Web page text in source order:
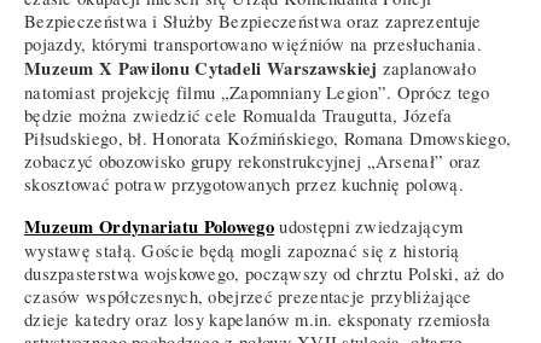
Bezpieczeństwa i Służby Bezpieczeństwa oraz zaprezentuje
pojazdy, którymi transportowano więźniów na przesłuchania.
Muzeum X Pawilonu Cytadeli Warszawskiej zaplanowało
natomiast projekcję filmu „Zapomniany Legion”. Oprócz tego
będzie można zwiedzić cele Romualda Traugutta, Józefa
Piłsudskiego, bł. Honorata Koźmińskiego, Romana Dmowskiego,
zobaczyć obozowisko grupy rekonstrukcyjnej „Arsenał” oraz
skosztować potraw przygotowanych przez kuchnię polową.
Muzeum Ordynariatu Polowegoudostępni zwiedzającym
wystawę stałą. Goście będą mogli zapoznać się z historią
duszpasterstwa wojskowego, począwszy od chrztu Polski, aż do
czasów współczesnych, obejrzeć prezentacje przybliżające
dzieje katedry oraz losy kapelanów m.in. eksponaty rzemiosła